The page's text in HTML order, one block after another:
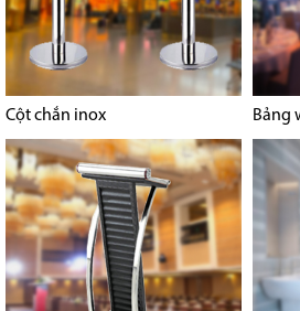
Cột chắn inox Bảng